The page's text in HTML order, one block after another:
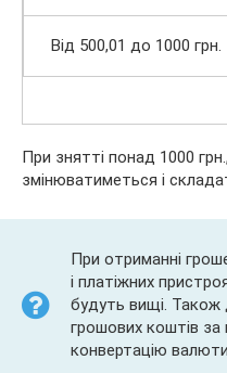
Від 500,01 до 1000 грн.
При знятті понад 1000
змінюватиметься і
При отриманні
і платіжних
будуть вищі. Також
грошових коштів
конвертацію